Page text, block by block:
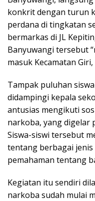
konkrit dengan turun
perdana di tingkatan
bermarkas di JL
Banyuwangi tersebut
masuk Kecamatan
Tampak puluhan
didampingi kepala
antusias mengikuti
narkoba, yang digelar
Siswa-siswi tersebut
tentang berbagai
pemahaman tentang
Kegiatan itu sendiri
narkoba sudah mulai